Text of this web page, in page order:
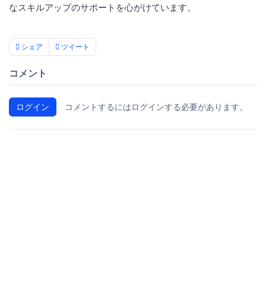
なスキルアップのサポートを心がけています。
シェア ツイート
コメント
ログイン コメントするにはログインする必要があります。